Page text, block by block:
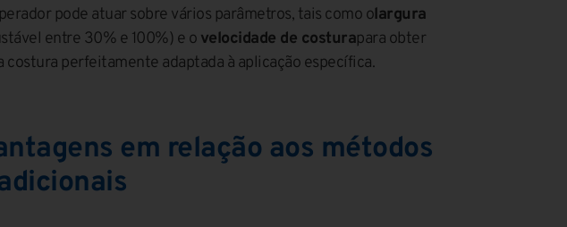
pode atuar sobre vários parâmetros, tais como olargura
entre 30% e 100%) e o velocidade de costurapara obter
costura perfeitamente adaptada à aplicação específica.
em relação aos métodos